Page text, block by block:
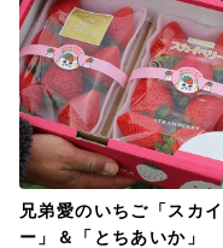
兄弟愛のいちご「スカイ
ー」＆「とちあいか」